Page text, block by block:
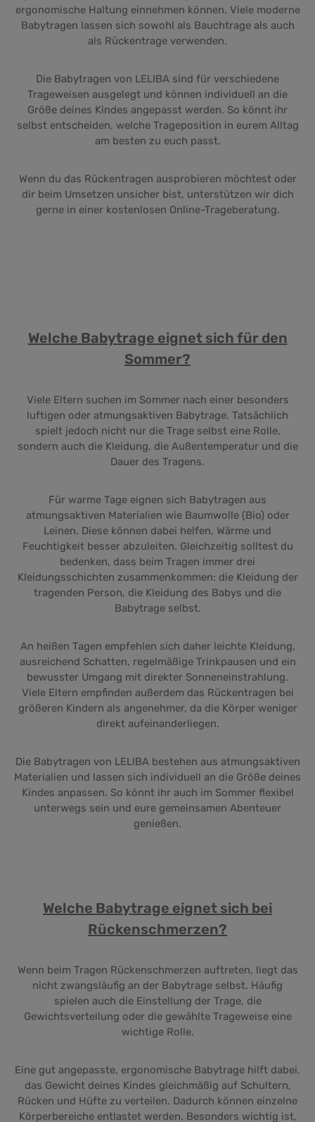
ergonomische Haltung einnehmen können. Viele moderne
Babytragen lassen sich sowohl als Bauchtrage als auch
als Rückentrage verwenden.
Die Babytragen von LELIBA sind für verschiedene
Trageweisen ausgelegt und können individuell an die
Größe deines Kindes angepasst werden. So könnt ihr
selbst entscheiden, welche Trageposition in eurem Alltag
am besten zu euch passt.
Wenn du das Rückentragen ausprobieren möchtest oder
dir beim Umsetzen unsicher bist, unterstützen wir dich
gerne in einer kostenlosen Online-Trageberatung.
Welche Babytrage eignet sich für den
Sommer?
Viele Eltern suchen im Sommer nach einer besonders
luftigen oder atmungsaktiven Babytrage. Tatsächlich
spielt jedoch nicht nur die Trage selbst eine Rolle,
sondern auch die Kleidung, die Außentemperatur und die
Dauer des Tragens.
Für warme Tage eignen sich Babytragen aus
atmungsaktiven Materialien wie Baumwolle (Bio) oder
Leinen. Diese können dabei helfen, Wärme und
Feuchtigkeit besser abzuleiten. Gleichzeitig solltest du
bedenken, dass beim Tragen immer drei
Kleidungsschichten zusammenkommen: die Kleidung der
tragenden Person, die Kleidung des Babys und die
Babytrage selbst.
An heißen Tagen empfehlen sich daher leichte Kleidung,
ausreichend Schatten, regelmäßige Trinkpausen und ein
bewusster Umgang mit direkter Sonneneinstrahlung.
Viele Eltern empfinden außerdem das Rückentragen bei
größeren Kindern als angenehmer, da die Körper weniger
direkt aufeinanderliegen.
Die Babytragen von LELIBA bestehen aus atmungsaktiven
Materialien und lassen sich individuell an die Größe deines
Kindes anpassen. So könnt ihr auch im Sommer flexibel
unterwegs sein und eure gemeinsamen Abenteuer
genießen.
Welche Babytrage eignet sich bei
Rückenschmerzen?
Wenn beim Tragen Rückenschmerzen auftreten, liegt das
nicht zwangsläufig an der Babytrage selbst. Häufig
spielen auch die Einstellung der Trage, die
Gewichtsverteilung oder die gewählte Trageweise eine
wichtige Rolle.
Eine gut angepasste, ergonomische Babytrage hilft dabei,
das Gewicht deines Kindes gleichmäßig auf Schultern,
Rücken und Hüfte zu verteilen. Dadurch können einzelne
Körperbereiche entlastet werden. Besonders wichtig ist,